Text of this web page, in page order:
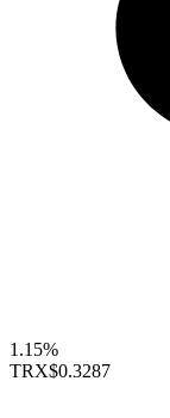
1.15%
TRX$0.3287